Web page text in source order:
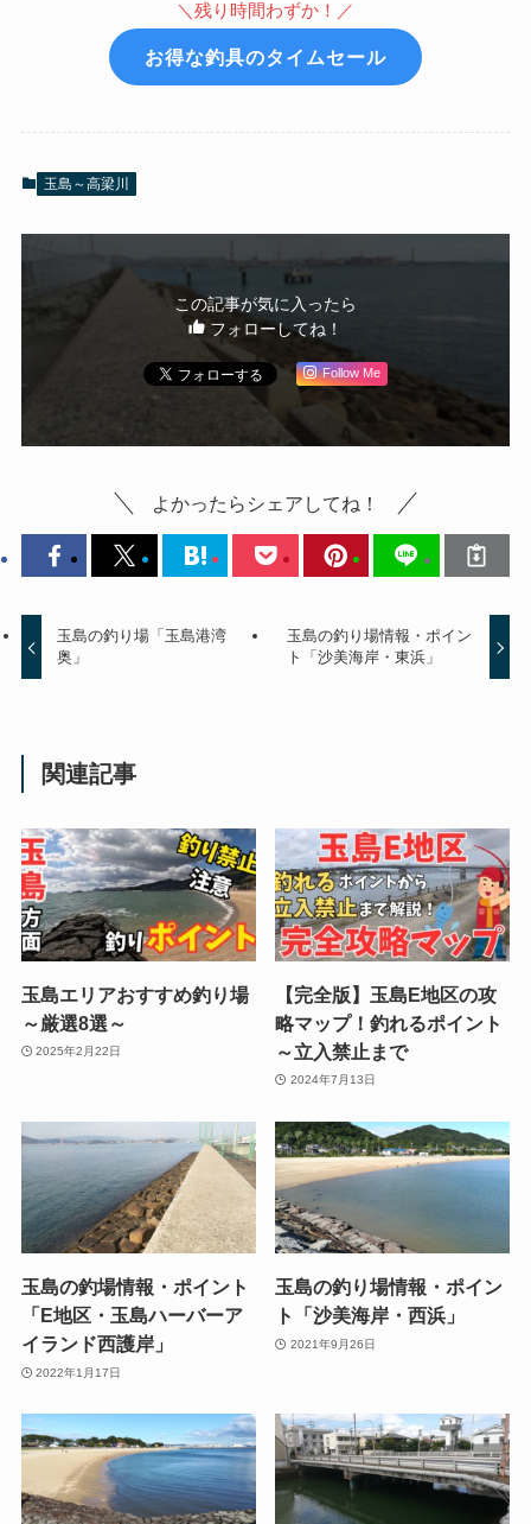
＼残り時間わずか！／
お得な釣具のタイムセール
玉島～高梁川
この記事が気に入ったら
フォローしてね！
Follow Me
よかったらシェアしてね！
玉島の釣り場「玉島港湾
奥」
玉島の釣り場情報・ポイン
ト「沙美海岸・東浜」
関連記事
玉島エリアおすすめ釣り場
～厳選8選～
2025年2月22日
【完全版】玉島E地区の攻
略マップ！釣れるポイント
～立入禁止まで
2024年7月13日
玉島の釣場情報・ポイント
「E地区・玉島ハーバーア
イランド西護岸」
2022年1月17日
玉島の釣り場情報・ポイン
ト「沙美海岸・西浜」
2021年9月26日